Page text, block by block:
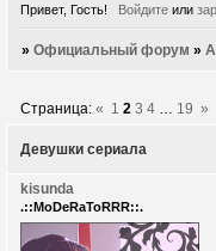
Привет, Гость! Войдитеили
»Официальный форум »
Девушки сериала
Страница:« 1 2 3 4 … 19 »
kisunda
.::MoDeRaToRRR::.